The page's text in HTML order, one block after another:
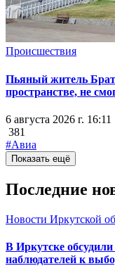
Происшествия
Пьяный житель
пространстве, не
6 августа 2026 г. 16:11
381
#Авиа
Показать ещё
Последние
Новости Иркутской
В Иркутске
наблюдателей к